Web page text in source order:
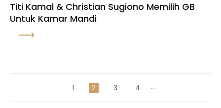
Titi Kamal & Christian Sugiono Memilih GB
Untuk Kamar Mandi
1 2 3 4 ...